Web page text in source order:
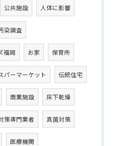
公共施設 人体に影響
染調査
福岡 お家 保育所
パーマーケット 伝統住宅
商業施設 床下乾燥
策専門業者 真菌対策
医療機関